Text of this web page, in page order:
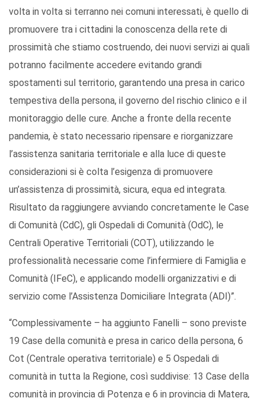
volta in volta si terranno nei comuni interessati, è quello di
promuovere tra i cittadini la conoscenza della rete di
prossimità che stiamo costruendo, dei nuovi servizi ai quali
potranno facilmente accedere evitando grandi
spostamenti sul territorio, garantendo una presa in carico
tempestiva della persona, il governo del rischio clinico e il
monitoraggio delle cure. Anche a fronte della recente
pandemia, è stato necessario ripensare e riorganizzare
l’assistenza sanitaria territoriale e alla luce di queste
considerazioni si è colta l’esigenza di promuovere
un’assistenza di prossimità, sicura, equa ed integrata.
Risultato da raggiungere avviando concretamente le Case
di Comunità (CdC), gli Ospedali di Comunità (OdC), le
Centrali Operative Territoriali (COT), utilizzando le
professionalità necessarie come l’infermiere di Famiglia e
Comunità (IFeC), e applicando modelli organizzativi e di
servizio come l’Assistenza Domiciliare Integrata (ADI)”.
“Complessivamente – ha aggiunto Fanelli – sono previste
19 Case della comunità e presa in carico della persona, 6
Cot (Centrale operativa territoriale) e 5 Ospedali di
comunità in tutta la Regione, così suddivise: 13 Case della
comunità in provincia di Potenza e 6 in provincia di Matera,